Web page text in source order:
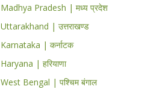
Madhya Pradesh | मध्य प्रदेश
Uttarakhand | उत्तराखण्ड
Karnataka | कर्नाटक
Haryana | हरियाणा
West Bengal | पश्चिम बंगाल